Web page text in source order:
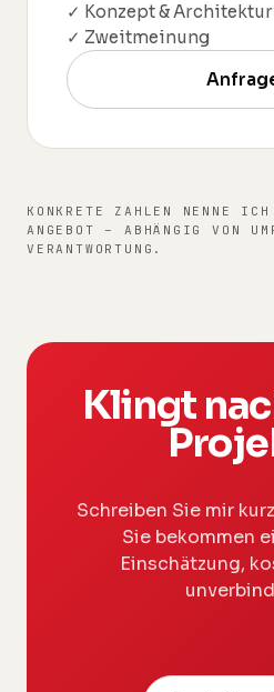
✓ Konzept & Architektur
✓ Zweitmeinung
KONKRETE ZAHLEN NENNE
ANGEBOT – ABHÄNGIG VON
VERANTWORTUNG.
Klingt
Schreiben Sie mir
Sie bekommen
Einschätzung,